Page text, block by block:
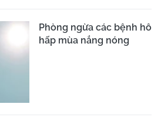
Phòng ngừa các bệnh hô
hấp mùa nắng nóng